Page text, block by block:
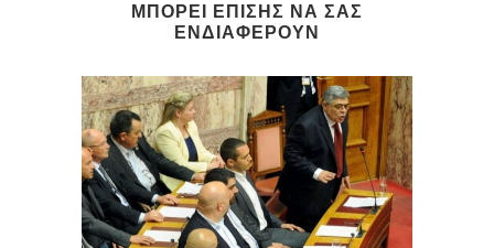
ΜΠΟΡΕΙ ΕΠΙΣΗΣ ΝΑ ΣΑΣ
ΕΝΔΙΑΦΕΡΟΥΝ